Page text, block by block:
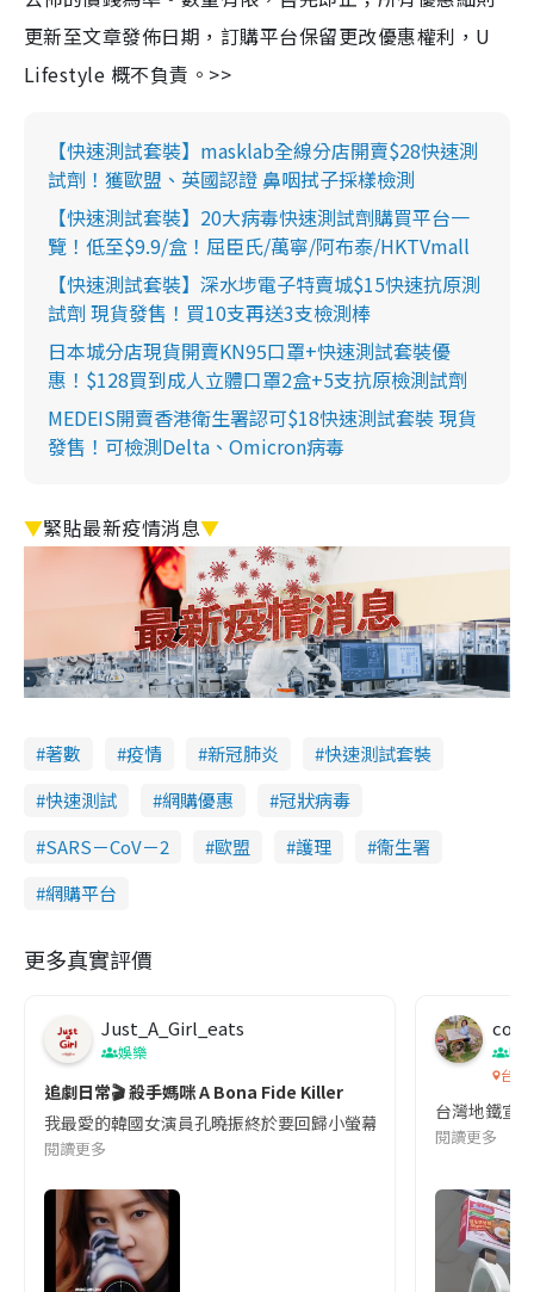
更新至文章發佈日期，訂購平台保留更改優惠權利，U
Lifestyle 概不負責。>>
【快速測試套裝】masklab全線分店開賣$28快速測
試劑！獲歐盟、英國認證 鼻咽拭子採樣檢測
【快速測試套裝】20大病毒快速測試劑購買平台一
覽！低至$9.9/盒！屈臣氏/萬寧/阿布泰/HKTVmall
【快速測試套裝】深水埗電子特賣城$15快速抗原測
試劑 現貨發售！買10支再送3支檢測棒
日本城分店現貨開賣KN95口罩+快速測試套裝優
惠！$128買到成人立體口罩2盒+5支抗原檢測試劑
MEDEIS開賣香港衛生署認可$18快速測試套裝 現貨
發售！可檢測Delta、Omicron病毒
▼緊貼最新疫情消息▼
著數 疫情 新冠肺炎
快速測試套裝
快速測試
網購優惠
冠狀病毒
SARS－CoV－2
歐盟 護理
衞生署
網購平台
更多真實評價
Just_A_Girl_eats
娛樂
追劇日常🎬 殺手媽咪 A Bona Fide Killer
我最愛的韓國女演員孔曉振終於要回歸小螢幕啦!這次的劇本改編
閱讀更多
co
吹
台灣
台灣地鐵宣
閱讀更多